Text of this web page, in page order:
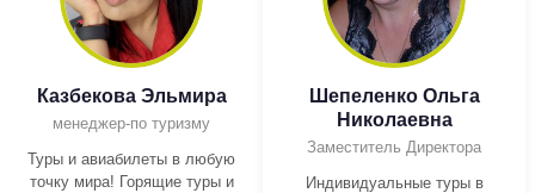
Казбекова Эльмира
менеджер-по туризму
Туры и авиабилеты в любую
точку мира! Горящие туры и
Шепеленко Ольга
Николаевна
Заместитель Директора
Индивидуальные туры в